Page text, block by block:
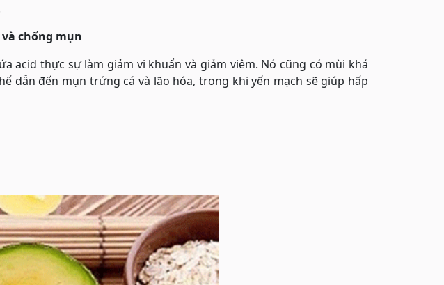
chống mụn
acid thực sự làm giảm vi khuẩn và giảm viêm. Nó cũng có mùi khá
dẫn đến mụn trứng cá và lão hóa, trong khi yến mạch sẽ giúp hấp